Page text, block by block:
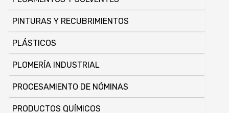
PINTURAS Y RECUBRIMIENTOS
PLÁSTICOS
PLOMERÍA INDUSTRIAL
PROCESAMIENTO DE NÓMINAS
PRODUCTOS QUÍ­MICOS